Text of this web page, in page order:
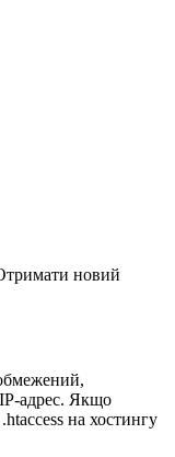
новий
адрес. Якщо
на хостингу